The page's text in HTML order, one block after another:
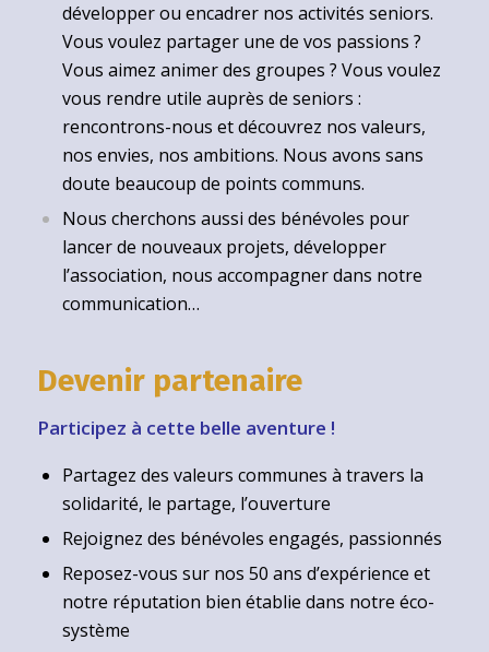
développer ou encadrer nos activités seniors.
Vous voulez partager une de vos passions ?
Vous aimez animer des groupes ? Vous voulez
vous rendre utile auprès de seniors :
rencontrons-nous et découvrez nos valeurs,
nos envies, nos ambitions. Nous avons sans
doute beaucoup de points communs.
Nous cherchons aussi des bénévoles pour
lancer de nouveaux projets, développer
l’association, nous accompagner dans notre
communication…
Devenir partenaire
Participez à cette belle aventure !
Partagez des valeurs communes à travers la
solidarité, le partage, l’ouverture
Rejoignez des bénévoles engagés, passionnés
Reposez-vous sur nos 50 ans d’expérience et
notre réputation bien établie dans notre éco-
système